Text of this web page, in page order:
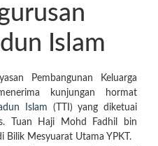
Islam
Pembangunan Keluarga
kunjungan hormat
Islam (TTI) yang diketuai
Tuan Haji Mohd Fadhil bin
Bilik Mesyuarat Utama YPKT.